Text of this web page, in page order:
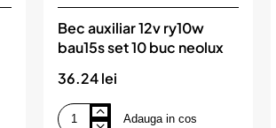
Bec auxiliar 12v ry10w
bau15s set 10 buc neolux
36.24 lei
Bec
Adauga in cos